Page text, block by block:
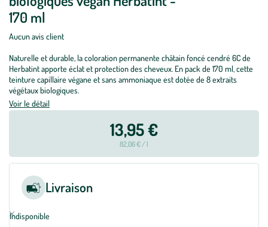
170 ml
Aucun avis client
Naturelle et durable, la coloration permanente châtain foncé cendré 6C de
Herbatint apporte éclat et protection des cheveux. En pack de 170 ml, cette
teinture capillaire végane et sans ammoniaque est dotée de 8 extraits
végétaux biologiques.
Voir le détail
13,95 €
82,06 € / l
Livraison
Indisponible